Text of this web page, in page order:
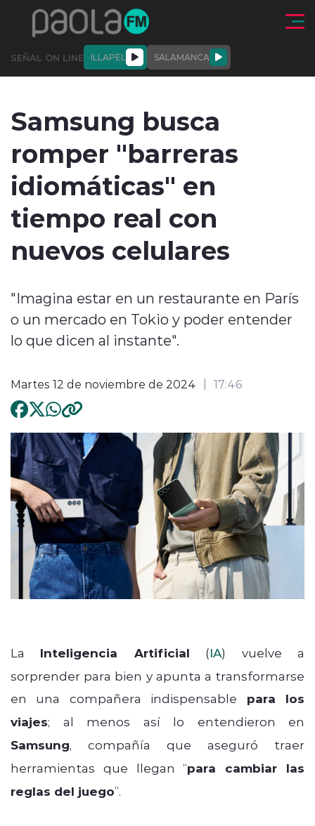
Click acá para ir directamente al contenido
SEÑAL ON LINE ILLAPEL SALAMANCA
modo claro
Samsung busca
romper "barreras
idiomáticas" en
tiempo real con
nuevos celulares
"Imagina estar en un restaurante en París
o un mercado en Tokio y poder entender
lo que dicen al instante".
Martes 12 de noviembre de 2024 17:46
La Inteligencia Artificial (IA) vuelve a
sorprender para bien y apunta a transformarse
en una compañera indispensable para los
viajes; al menos así lo entendieron en
Samsung, compañía que aseguró traer
herramientas que llegan “para cambiar las
reglas del juego”.